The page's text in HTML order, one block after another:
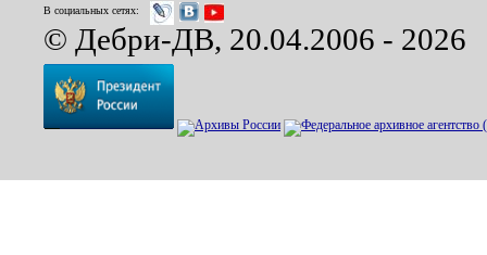
В социальных сетях:
© Дебри-ДВ, 20.04.2006 - 2026